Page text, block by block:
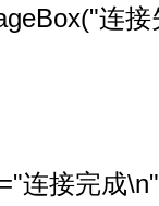
连
连接完成